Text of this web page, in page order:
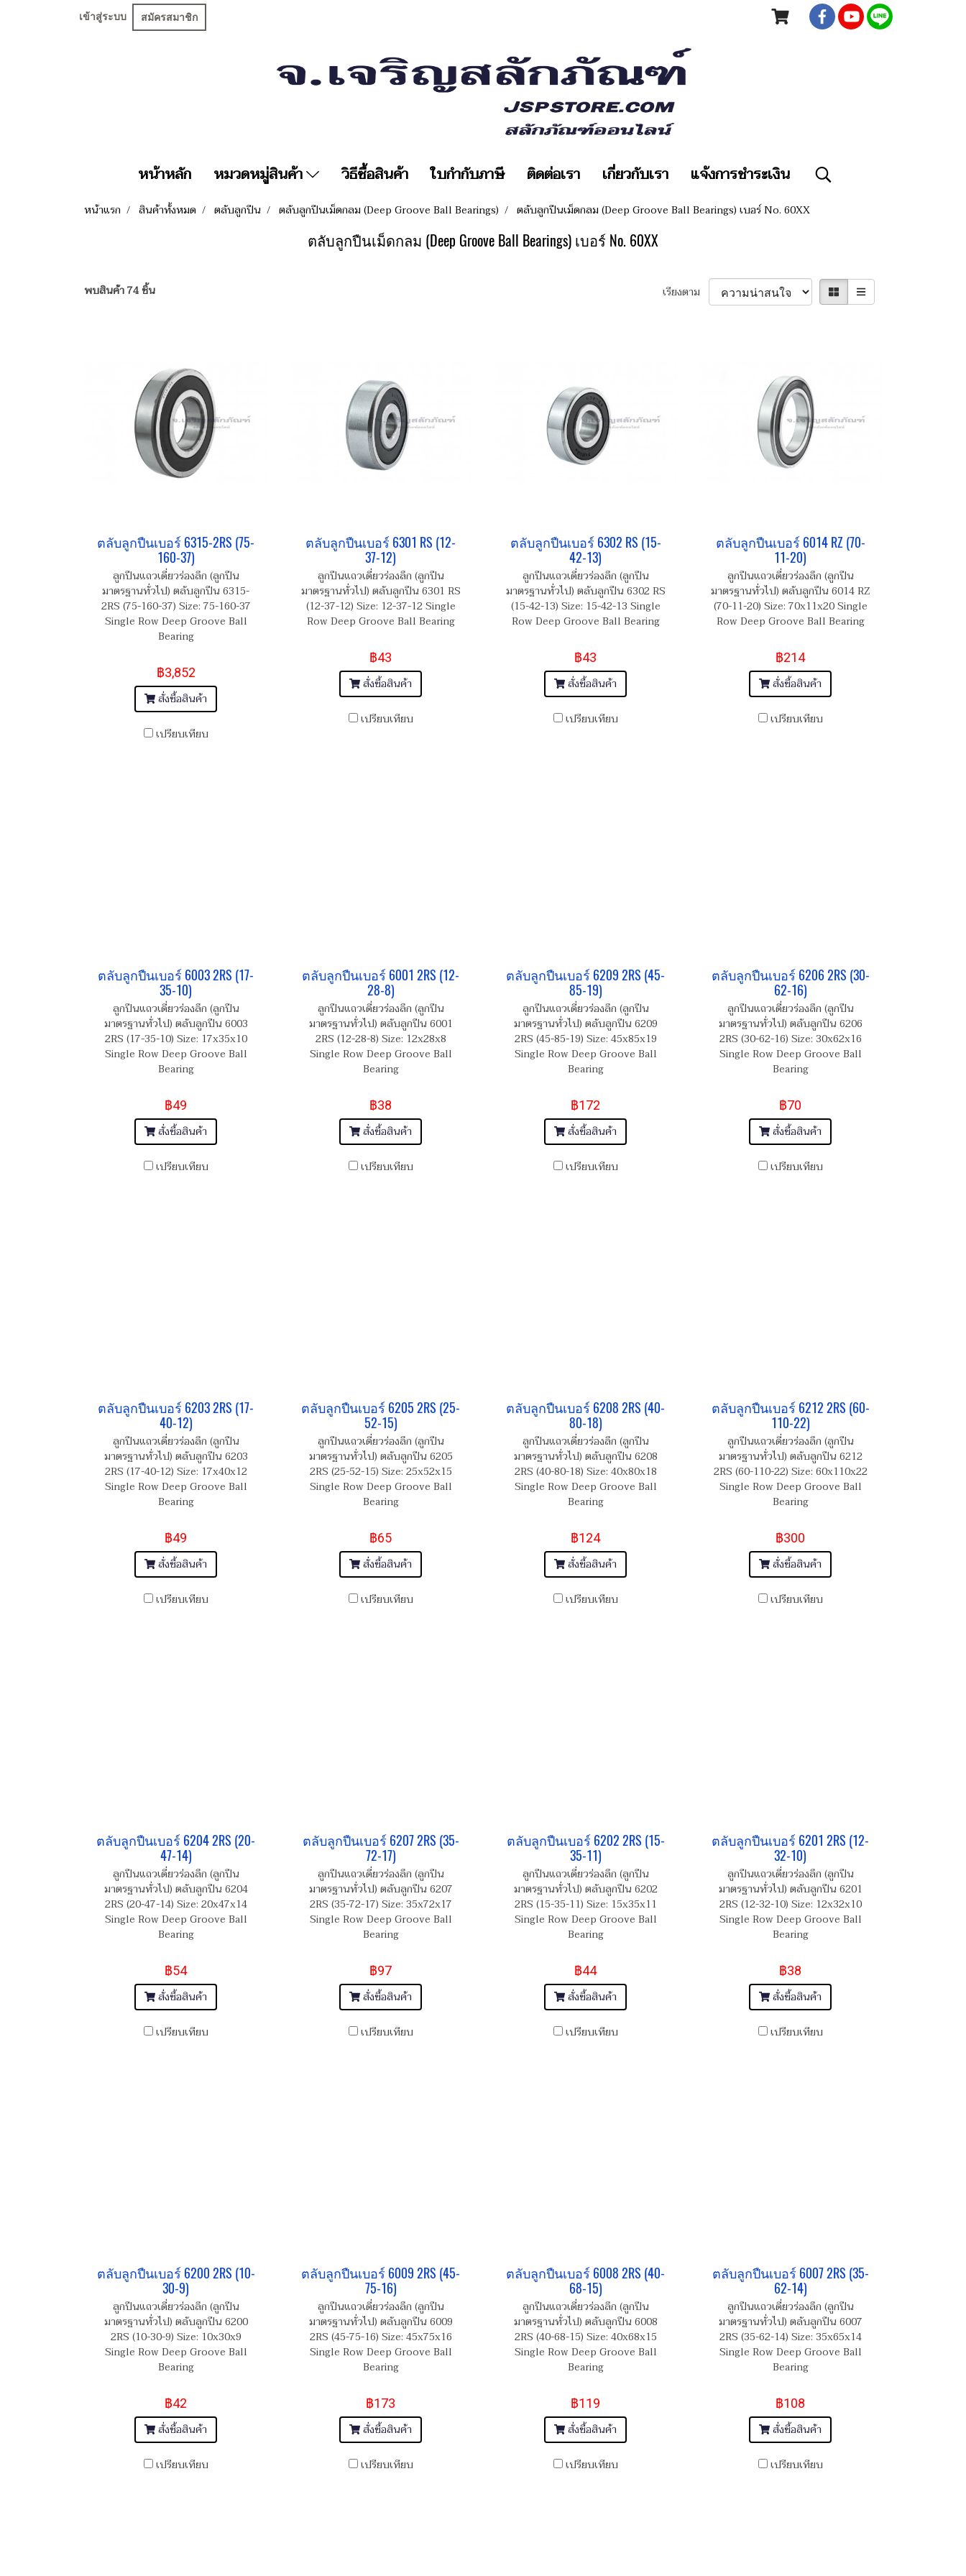
เข้าสู่ระบบ สมัครสมาชิก
หน้าหลัก หมวดหมู่สินค้า วิธีซื้อสินค้า ใบกำกับภาษี ติดต่อเรา เกี่ยวกับเรา แจ้งการชำระเงิน
หน้าแรก สินค้าทั้งหมด ตลับลูกปืน ตลับลูกปืนเม็ดกลม (Deep Groove Ball Bearings) ตลับลูกปืนเม็ดกลม (Deep Groove Ball Bearings) เบอร์ No. 60XX
ตลับลูกปืนเม็ดกลม (Deep Groove Ball Bearings) เบอร์ No. 60XX
พบสินค้า 74 ชิ้น เรียงตาม
ตลับลูกปืนเบอร์ 6315-2RS (75-
160-37)
ลูกปืนแถวเดี่ยวร่องลึก (ลูกปืน
มาตรฐานทั่วไป) ตลับลูกปืน 6315-
2RS (75-160-37) Size: 75-160-37
Single Row Deep Groove Ball
Bearing
฿3,852
สั่งซื้อสินค้า
เปรียบเทียบ
ตลับลูกปืนเบอร์ 6301 RS (12-
37-12)
ลูกปืนแถวเดี่ยวร่องลึก (ลูกปืน
มาตรฐานทั่วไป) ตลับลูกปืน 6301 RS
(12-37-12) Size: 12-37-12 Single
Row Deep Groove Ball Bearing
฿43
สั่งซื้อสินค้า
เปรียบเทียบ
ตลับลูกปืนเบอร์ 6302 RS (15-
42-13)
ลูกปืนแถวเดี่ยวร่องลึก (ลูกปืน
มาตรฐานทั่วไป) ตลับลูกปืน 6302 RS
(15-42-13) Size: 15-42-13 Single
Row Deep Groove Ball Bearing
฿43
สั่งซื้อสินค้า
เปรียบเทียบ
ตลับลูกปืนเบอร์ 6014 RZ (70-
11-20)
ลูกปืนแถวเดี่ยวร่องลึก (ลูกปืน
มาตรฐานทั่วไป) ตลับลูกปืน 6014 RZ
(70-11-20) Size: 70x11x20 Single
Row Deep Groove Ball Bearing
฿214
สั่งซื้อสินค้า
เปรียบเทียบ
ตลับลูกปืนเบอร์ 6003 2RS (17-
35-10)
ลูกปืนแถวเดี่ยวร่องลึก (ลูกปืน
มาตรฐานทั่วไป) ตลับลูกปืน 6003
2RS (17-35-10) Size: 17x35x10
Single Row Deep Groove Ball
Bearing
฿49
สั่งซื้อสินค้า
เปรียบเทียบ
ตลับลูกปืนเบอร์ 6001 2RS (12-
28-8)
ลูกปืนแถวเดี่ยวร่องลึก (ลูกปืน
มาตรฐานทั่วไป) ตลับลูกปืน 6001
2RS (12-28-8) Size: 12x28x8
Single Row Deep Groove Ball
Bearing
฿38
สั่งซื้อสินค้า
เปรียบเทียบ
ตลับลูกปืนเบอร์ 6209 2RS (45-
85-19)
ลูกปืนแถวเดี่ยวร่องลึก (ลูกปืน
มาตรฐานทั่วไป) ตลับลูกปืน 6209
2RS (45-85-19) Size: 45x85x19
Single Row Deep Groove Ball
Bearing
฿172
สั่งซื้อสินค้า
เปรียบเทียบ
ตลับลูกปืนเบอร์ 6206 2RS (30-
62-16)
ลูกปืนแถวเดี่ยวร่องลึก (ลูกปืน
มาตรฐานทั่วไป) ตลับลูกปืน 6206
2RS (30-62-16) Size: 30x62x16
Single Row Deep Groove Ball
Bearing
฿70
สั่งซื้อสินค้า
เปรียบเทียบ
ตลับลูกปืนเบอร์ 6203 2RS (17-
40-12)
ลูกปืนแถวเดี่ยวร่องลึก (ลูกปืน
มาตรฐานทั่วไป) ตลับลูกปืน 6203
2RS (17-40-12) Size: 17x40x12
Single Row Deep Groove Ball
Bearing
฿49
สั่งซื้อสินค้า
เปรียบเทียบ
ตลับลูกปืนเบอร์ 6205 2RS (25-
52-15)
ลูกปืนแถวเดี่ยวร่องลึก (ลูกปืน
มาตรฐานทั่วไป) ตลับลูกปืน 6205
2RS (25-52-15) Size: 25x52x15
Single Row Deep Groove Ball
Bearing
฿65
สั่งซื้อสินค้า
เปรียบเทียบ
ตลับลูกปืนเบอร์ 6208 2RS (40-
80-18)
ลูกปืนแถวเดี่ยวร่องลึก (ลูกปืน
มาตรฐานทั่วไป) ตลับลูกปืน 6208
2RS (40-80-18) Size: 40x80x18
Single Row Deep Groove Ball
Bearing
฿124
สั่งซื้อสินค้า
เปรียบเทียบ
ตลับลูกปืนเบอร์ 6212 2RS (60-
110-22)
ลูกปืนแถวเดี่ยวร่องลึก (ลูกปืน
มาตรฐานทั่วไป) ตลับลูกปืน 6212
2RS (60-110-22) Size: 60x110x22
Single Row Deep Groove Ball
Bearing
฿300
สั่งซื้อสินค้า
เปรียบเทียบ
ตลับลูกปืนเบอร์ 6204 2RS (20-
47-14)
ลูกปืนแถวเดี่ยวร่องลึก (ลูกปืน
มาตรฐานทั่วไป) ตลับลูกปืน 6204
2RS (20-47-14) Size: 20x47x14
Single Row Deep Groove Ball
Bearing
฿54
สั่งซื้อสินค้า
เปรียบเทียบ
ตลับลูกปืนเบอร์ 6207 2RS (35-
72-17)
ลูกปืนแถวเดี่ยวร่องลึก (ลูกปืน
มาตรฐานทั่วไป) ตลับลูกปืน 6207
2RS (35-72-17) Size: 35x72x17
Single Row Deep Groove Ball
Bearing
฿97
สั่งซื้อสินค้า
เปรียบเทียบ
ตลับลูกปืนเบอร์ 6202 2RS (15-
35-11)
ลูกปืนแถวเดี่ยวร่องลึก (ลูกปืน
มาตรฐานทั่วไป) ตลับลูกปืน 6202
2RS (15-35-11) Size: 15x35x11
Single Row Deep Groove Ball
Bearing
฿44
สั่งซื้อสินค้า
เปรียบเทียบ
ตลับลูกปืนเบอร์ 6201 2RS (12-
32-10)
ลูกปืนแถวเดี่ยวร่องลึก (ลูกปืน
มาตรฐานทั่วไป) ตลับลูกปืน 6201
2RS (12-32-10) Size: 12x32x10
Single Row Deep Groove Ball
Bearing
฿38
สั่งซื้อสินค้า
เปรียบเทียบ
ตลับลูกปืนเบอร์ 6200 2RS (10-
30-9)
ลูกปืนแถวเดี่ยวร่องลึก (ลูกปืน
มาตรฐานทั่วไป) ตลับลูกปืน 6200
2RS (10-30-9) Size: 10x30x9
Single Row Deep Groove Ball
Bearing
฿42
สั่งซื้อสินค้า
เปรียบเทียบ
ตลับลูกปืนเบอร์ 6009 2RS (45-
75-16)
ลูกปืนแถวเดี่ยวร่องลึก (ลูกปืน
มาตรฐานทั่วไป) ตลับลูกปืน 6009
2RS (45-75-16) Size: 45x75x16
Single Row Deep Groove Ball
Bearing
฿173
สั่งซื้อสินค้า
เปรียบเทียบ
ตลับลูกปืนเบอร์ 6008 2RS (40-
68-15)
ลูกปืนแถวเดี่ยวร่องลึก (ลูกปืน
มาตรฐานทั่วไป) ตลับลูกปืน 6008
2RS (40-68-15) Size: 40x68x15
Single Row Deep Groove Ball
Bearing
฿119
สั่งซื้อสินค้า
เปรียบเทียบ
ตลับลูกปืนเบอร์ 6007 2RS (35-
62-14)
ลูกปืนแถวเดี่ยวร่องลึก (ลูกปืน
มาตรฐานทั่วไป) ตลับลูกปืน 6007
2RS (35-62-14) Size: 35x65x14
Single Row Deep Groove Ball
Bearing
฿108
สั่งซื้อสินค้า
เปรียบเทียบ